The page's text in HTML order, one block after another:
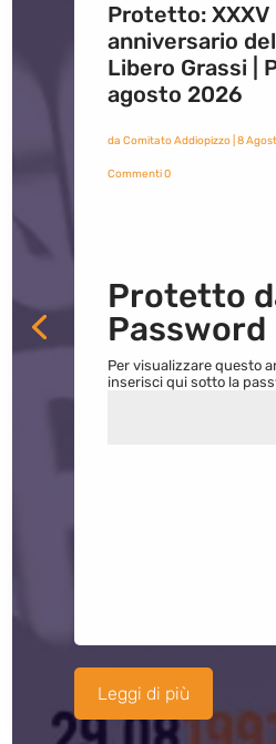
Protetto: XXXV
anniversario
Libero Grassi |
agosto 2026
da Comitato Addiopizzo| 8
Commenti 0
Protetto
Password
Per visualizzare questo
inserisci qui sotto la
Leggi di più